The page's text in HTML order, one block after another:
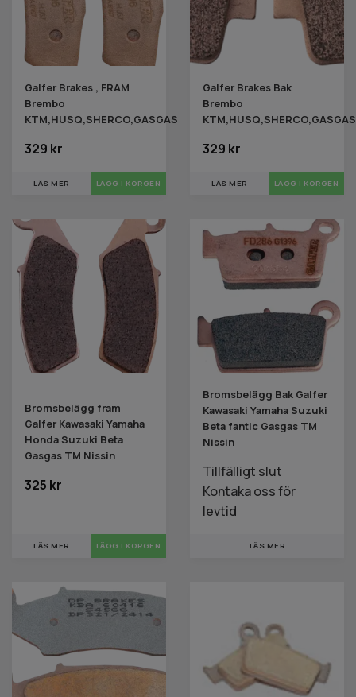
Galfer Brakes , FRAM
Brembo
KTM,HUSQ,SHERCO,GASGAS
329 kr
LÄS MER
Galfer Brakes Bak
Brembo
KTM,HUSQ,SHERCO,GASGAS
329 kr
LÄS MER
Bromsbelägg fram
Galfer Kawasaki Yamaha
Honda Suzuki Beta
Gasgas TM Nissin
325 kr
LÄS MER
Bromsbelägg Bak Galfer
Kawasaki Yamaha Suzuki
Beta fantic Gasgas TM
Nissin
Tillfälligt slut
Kontaka oss för
levtid
LÄS MER